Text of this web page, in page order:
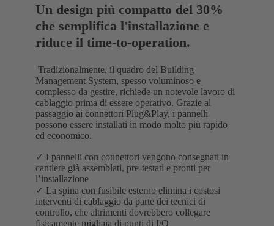
Un design più compatto del 30%
che semplifica l'installazione e
riduce il time-to-operation.
Tradizionalmente, il quadro del Building
Management System, spesso voluminoso e
complesso da gestire, richiede un notevole lavoro di
cablaggio prima di essere operativo. Grazie al
passaggio ai connettori Plug&Play, i pannelli
possono essere installati in modo molto più rapido
ed economico.
✓ I pannelli con connettori vengono consegnati in
cantiere già assemblati, pre-testati e pronti per
l’installazione
✓ La spina con fusibile esterno elimina i costosi
interventi di cablaggio da parte dei tecnici di
controllo, che altrimenti dovrebbero collegare
fisicamente migliaia di punti di I/O